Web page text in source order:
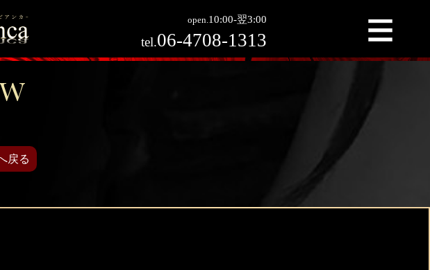
open.10:00-翌3:00
tel.06-4708-1313
＞お客様レビュー投稿
戻る